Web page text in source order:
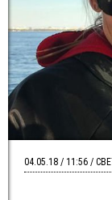
04.05.18 / 11:56 /